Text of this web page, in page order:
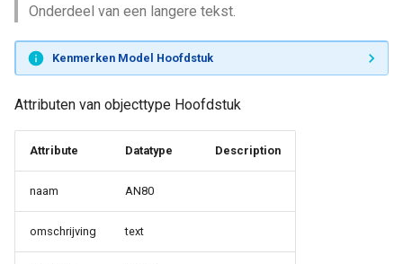
Onderdeel van een langere tekst.
Kenmerken Model Hoofdstuk
Attributen van objecttype Hoofdstuk
Attribute Datatype Description
naam AN80
omschrijving text